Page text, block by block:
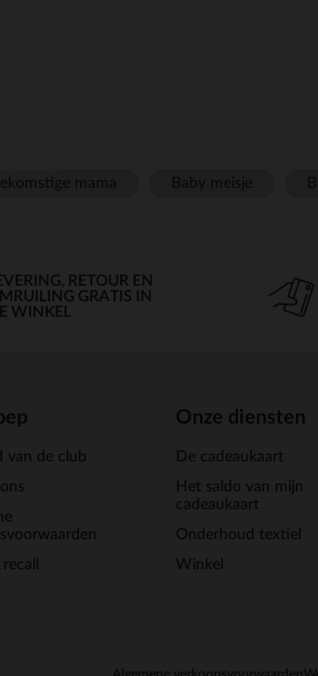
RETOUR EN
GRATIS IN
WINKEL
van de club
Onze diensten
De cadeaukaart
Het saldo van mijn
cadeaukaart
Onderhoud textiel
Winkel